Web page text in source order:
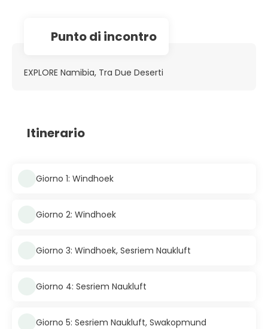
Punto di incontro
EXPLORE Namibia, Tra Due Deserti
Itinerario
Giorno 1: Windhoek
Giorno 2: Windhoek
Giorno 3: Windhoek, Sesriem Naukluft
Giorno 4: Sesriem Naukluft
Giorno 5: Sesriem Naukluft, Swakopmund